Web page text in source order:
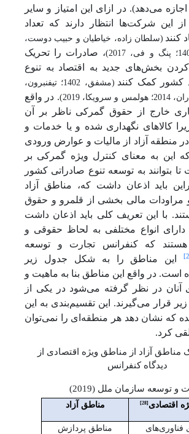
می‌دهد). در ازای این امتیاز و سایر
از این شرکت‌ها انتظار دارند که تعداد
کنند (سلطان زاده، خیاطیان و حبیب دوست،
، صادرات را تحریک
کردن بخش‌های جدید به اقتصاد به تنوع
کشور کمک کنند (مشفق، 1402؛
تیفنبرون،
و سرویکا، 2019)
. در واقع
خارج از حقوق گمرکی ناظر بر آن
کالاهای نگهداری شده و یا خدمات و
در منطقه آزاد از مالیات و عوارض ورودی
این به معنای کنترل ویژه گمرکی بر
بتوانند به توسعه تنوع صادراتی کشور
باید اذعان داشت که، مناطق آزاد
و مراودات مالی بخشی از قلمرو و حقوق
با این تعریف کلی باید اذعان داشت
دارای انواع مختلفی به لحاظ حقوقی و
هستند که کنفرانس تجارت و توسعه
این مناطق را به شکل جدول زیر
است. در واقع این مناطق بنا به ماهیت و
آنان در نظر گرفته می‌شود در یکی از
قرار می‌گیرند. این تقسیم‌بندی به این
که نشان دهد هر منطقه‌ای را نمی‌توان
کرد.
مناطق آزاد از مناطق ویژه اقتصادی از
دیدگاه کنفرانس
و توسعه سازمان ملل (2019)
اقتصادی [28] مناطق آزاد
فناوری‌های مناطق پردازش